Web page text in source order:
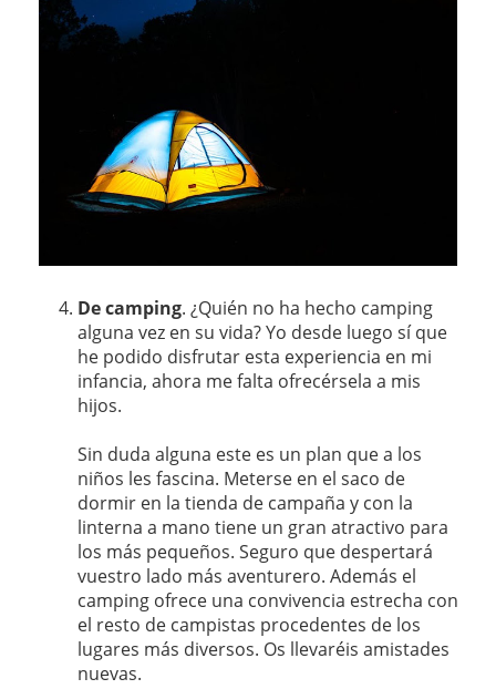
De camping. ¿Quién no ha hecho camping
alguna vez en su vida? Yo desde luego sí que
he podido disfrutar esta experiencia en mi
infancia, ahora me falta ofrecérsela a mis
hijos.
Sin duda alguna este es un plan que a los
niños les fascina. Meterse en el saco de
dormir en la tienda de campaña y con la
linterna a mano tiene un gran atractivo para
los más pequeños. Seguro que despertará
vuestro lado más aventurero. Además el
camping ofrece una convivencia estrecha con
el resto de campistas procedentes de los
lugares más diversos. Os llevaréis amistades
nuevas.